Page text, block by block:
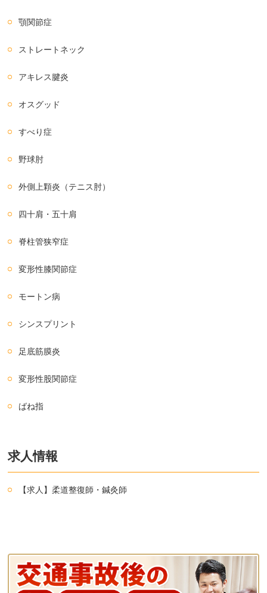
顎関節症
ストレートネック
アキレス腱炎
オスグッド
すべり症
野球肘
外側上顆炎（テニス肘）
四十肩・五十肩
脊柱管狭窄症
変形性膝関節症
モートン病
シンスプリント
足底筋膜炎
変形性股関節症
ばね指
求人情報
【求人】柔道整復師・鍼灸師